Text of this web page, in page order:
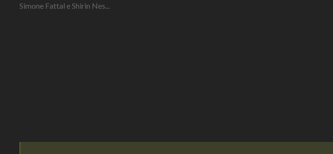
Simone Fattal e Shirin Nes...